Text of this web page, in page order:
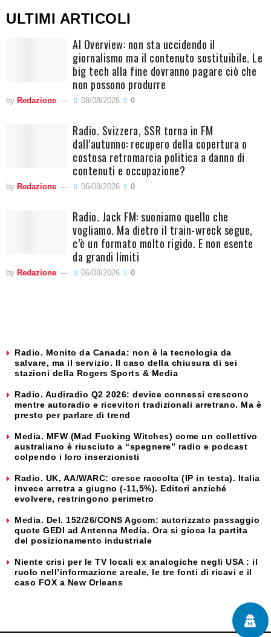
ULTIMI ARTICOLI
AI Overview: non sta uccidendo il
giornalismo ma il contenuto sostituibile. Le
big tech alla fine dovranno pagare ciò che
non possono produrre
by Redazione 08/08/2026 0
Radio. Svizzera, SSR torna in FM
dall’autunno: recupero della copertura o
costosa retromarcia politica a danno di
contenuti e occupazione?
by Redazione 06/08/2026 0
Radio. Jack FM: suoniamo quello che
vogliamo. Ma dietro il train-wreck segue,
c’è un formato molto rigido. E non esente
da grandi limiti
by Redazione 06/08/2026 0
Radio. Monito da Canada: non è la tecnologia da
salvare, ma il servizio. Il caso della chiusura di sei
stazioni della Rogers Sports & Media
Radio. Audiradio Q2 2026: device connessi crescono
mentre autoradio e ricevitori tradizionali arretrano. Ma è
presto per parlare di trend
Media. MFW (Mad Fucking Witches) come un collettivo
australiano è riusciuto a “spegnere” radio e podcast
colpendo i loro inserzionisti
Radio. UK, AA/WARC: cresce raccolta (IP in testa). Italia
invece arretra a giugno (-11,5%). Editori anziché
evolvere, restringono perimetro
Media. Del. 152/26/CONS Agcom: autorizzato passaggio
quote GEDI ad Antenna Media. Ora si gioca la partita
del posizionamento industriale
Niente crisi per le TV locali ex analogiche negli USA : il
ruolo nell’informazione areale, le tre fonti di ricavi e il
caso FOX a New Orleans